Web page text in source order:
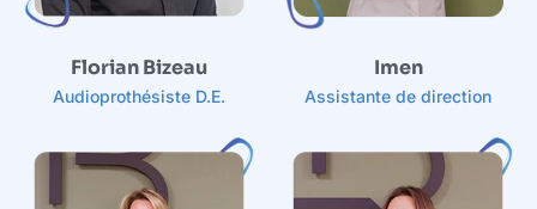
Florian Bizeau
Audioprothésiste D.E.
Imen
Assistante de direction